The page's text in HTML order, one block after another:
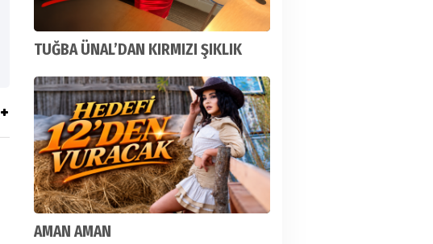
TUĞBA ÜNAL’DAN KIRMIZI ŞIKLIK
AMAN AMAN